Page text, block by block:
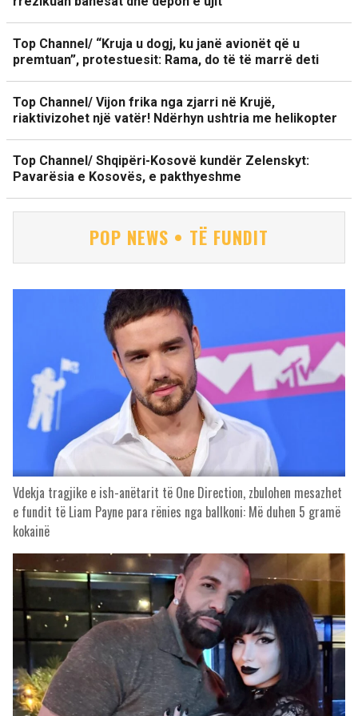
Top Channel/ “Kruja u dogj, ku janë avionët që u
premtuan”, protestuesit: Rama, do të të marrë deti
Top Channel/ Vijon frika nga zjarri në Krujë,
riaktivizohet një vatër! Ndërhyn ushtria me helikopter
Top Channel/ Shqipëri-Kosovë kundër Zelenskyt:
Pavarësia e Kosovës, e pakthyeshme
POP NEWS • TË FUNDIT
Vdekja tragjike e ish-anëtarit të One Direction, zbulohen mesazhet
e fundit të Liam Payne para rënies nga ballkoni: Më duhen 5 gramë
kokainë